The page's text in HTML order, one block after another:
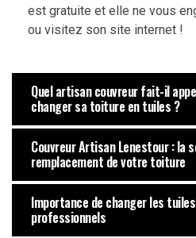
est gratuite et elle ne vous
ou visitez son site internet !
Quel artisan couvreur fait-il
changer sa toiture en tuiles ?
Couvreur Artisan Lenestour : la
remplacement de votre toiture
Importance de changer les
professionnels